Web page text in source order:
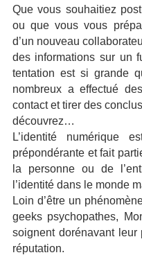
Que vous souhaitiez
ou que vous vous
d’un nouveau
des informations sur un
tentation est si grande
nombreux a effectué
contact et tirer des
découvrez…
L’identité numérique
prépondérante et fait
la personne ou de
l’identité dans le monde
Loin d’être un
geeks psychopathes,
soignent dorénavant
réputation.